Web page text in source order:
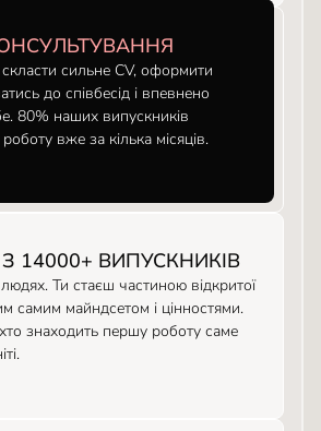
сильне CV, оформити
до співбесід і впевнено
80% наших випускників
вже за кілька місяців.
14000+ ВИПУСКНИКІВ
Ти стаєш частиною відкритої
самим майндсетом і цінностями.
знаходить першу роботу саме